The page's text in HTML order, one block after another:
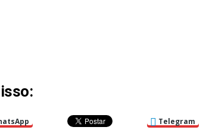
Telegram